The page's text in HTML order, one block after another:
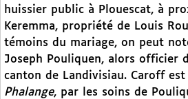
huissier public à Plouescat, à
Keremma, propriété de Louis
témoins du mariage, on peut
Joseph Pouliquen, alors officier
canton de Landivisiau. Caroff est
Phalange, par les soins de